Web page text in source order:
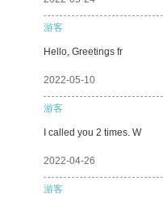
游客
Hello, Greetings fr
2022-05-10
游客
I called you 2 times. W
2022-04-26
游客